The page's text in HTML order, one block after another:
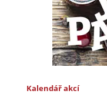
Kalendář akcí